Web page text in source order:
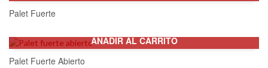
Palet Fuerte
AÑADIR AL CARRITO
Palet Fuerte Abierto